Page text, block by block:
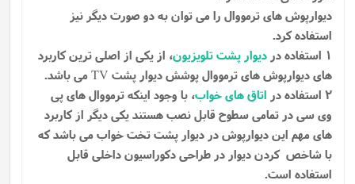
دیوارپوش های ترمووال را می توان به دو صورت دیگر نیز
استفاده کرد.
1 استفاده در
دیوار پشت تلویزیون، از یکی از اصلی ترین کاربرد
های دیوارپوش های ترمووال پوشش دیوار پشت TVمی باشد.
2 استفاده در
اتاق های خواب، با وجود اینکه ترمووال های پی
وی سی در تمامی سطوح قابل نصب هستند یکی دیگر از کاربرد
های مهم این دیوارپوش در دیوار پشت تخت خواب می باشد که
با شاخص کردن دیوار در طراحی دکوراسیون داخلی قابل
استفاده است.